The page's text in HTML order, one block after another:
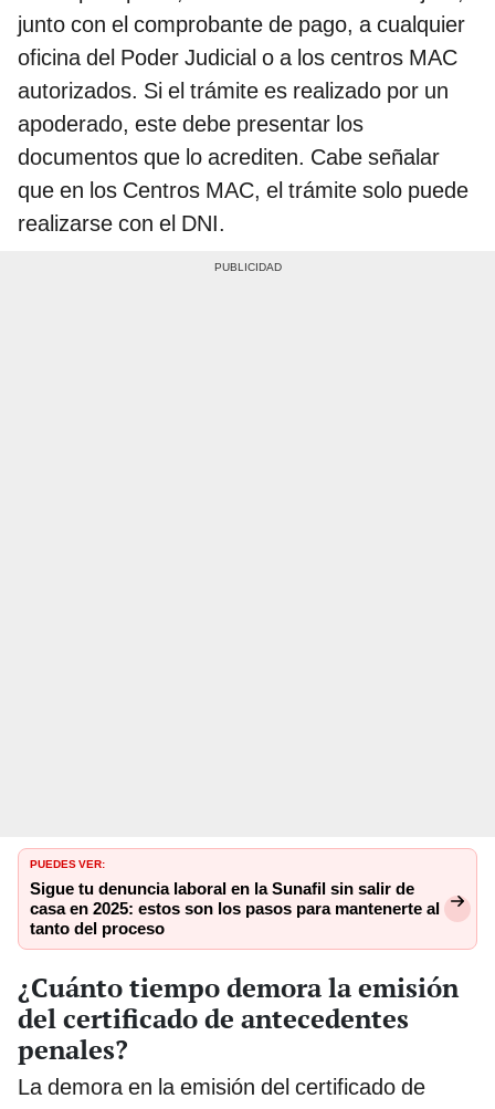
junto con el comprobante de pago, a cualquier
oficina del Poder Judicial o a los centros MAC
autorizados. Si el trámite es realizado por un
apoderado, este debe presentar los
documentos que lo acrediten. Cabe señalar
que en los Centros MAC, el trámite solo puede
realizarse con el DNI.
PUEDES VER:
Sigue tu denuncia laboral en la Sunafil sin salir de
casa en 2025: estos son los pasos para mantenerte al
tanto del proceso
¿Cuánto tiempo demora la emisión
del certificado de antecedentes
penales?
La demora en la emisión del certificado de